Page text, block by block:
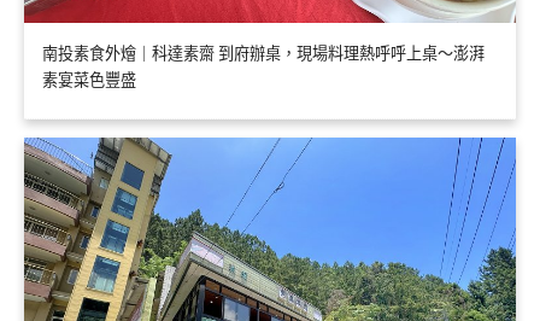
南投素食外燴｜科達素齋 到府辦桌，現場料理熱呼呼上桌～澎湃
素宴菜色豐盛